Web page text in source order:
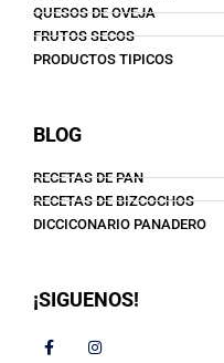
QUESOS DE OVEJA
FRUTOS SECOS
PRODUCTOS TIPICOS
BLOG
RECETAS DE PAN
RECETAS DE BIZCOCHOS
DICCICONARIO PANADERO
¡SIGUENOS!